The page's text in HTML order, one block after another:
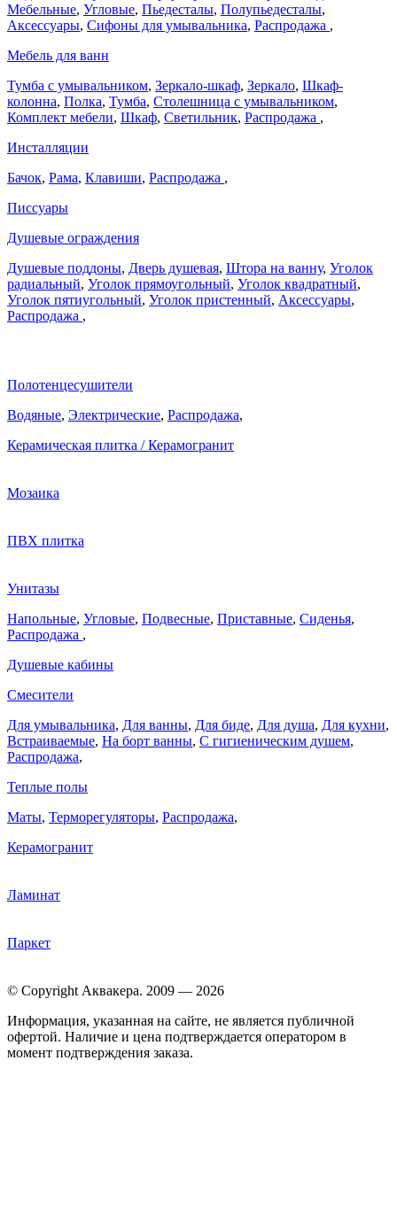
Мебельные, Угловые, Пьедесталы, Полупьедесталы,
Аксессуары, Сифоны для умывальника, Распродажа ,
Мебель для ванн
Тумба с умывальником, Зеркало-шкаф, Зеркало, Шкаф-
колонна, Полка, Тумба, Столешница с умывальником,
Комплект мебели, Шкаф, Светильник, Распродажа ,
Инсталляции
Бачок, Рама, Клавиши, Распродажа ,
Писсуары
Душевые ограждения
Душевые поддоны, Дверь душевая, Штора на ванну, Уголок
радиальный, Уголок прямоугольный, Уголок квадратный,
Уголок пятиугольный, Уголок пристенный, Аксессуары,
Распродажа ,
Полотенцесушители
Водяные, Электрические, Распродажа,
Керамическая плитка / Керамогранит
Мозаика
ПВХ плитка
Унитазы
Напольные, Угловые, Подвесные, Приставные, Сиденья,
Распродажа ,
Душевые кабины
Смесители
Для умывальника, Для ванны, Для биде, Для душа, Для кухни,
Встраиваемые, На борт ванны, C гигиеническим душем,
Распродажа,
Теплые полы
Маты, Терморегуляторы, Распродажа,
Керамогранит
Ламинат
Паркет
© Copyright Аквакера. 2009 — 2026
Информация, указанная на сайте, не является публичной
офертой. Наличие и цена подтверждается оператором в
момент подтверждения заказа.